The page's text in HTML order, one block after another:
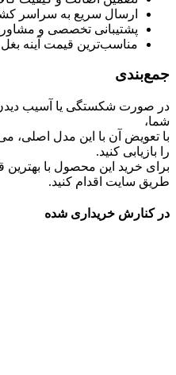
ارسال سریع به سراسر
پشتیبانی تخصصی و
مناسب‌ترین قیمت آینه بغل آریزو 5
جمع‌بندی
در صورت شکستگی یا آسیب
شما،
با تعویض آن با این مدل اصلی،
را بازیابی کنید.
برای خرید این محصول با
طریق سایت اقدام کنید.
در کنارش خریداری شده